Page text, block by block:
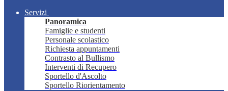
Servizi
Panoramica
Famiglie e studenti
Personale scolastico
Richiesta appuntamenti
Contrasto al Bullismo
Interventi di Recupero
Sportello d'Ascolto
Sportello Riorientamento